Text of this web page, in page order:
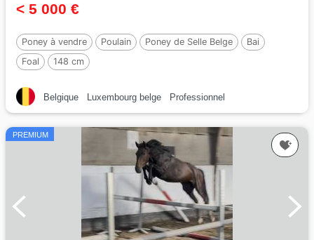
< 5 000 €
Poney à vendre Poulain Poney de Selle Belge
Bai
Foal
148 cm
Belgique Luxembourg belge Professionnel
PREMIUM